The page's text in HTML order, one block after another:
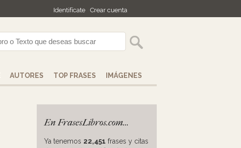
Identifícate Crear cuenta
AUTORES TOP FRASES IMÁGENES
En FrasesLibros.com...
Ya tenemos 22,451 frases y citas